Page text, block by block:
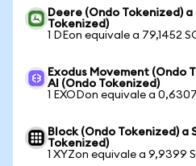
Deere (Ondo Tokenized) a
Tokenized)
1 DEon equivale a 79,1452
Exodus Movement (Ondo
AI (Ondo Tokenized)
1 EXODon equivale a
Block (Ondo Tokenized) a
Tokenized)
1 XYZon equivale a 9,9399